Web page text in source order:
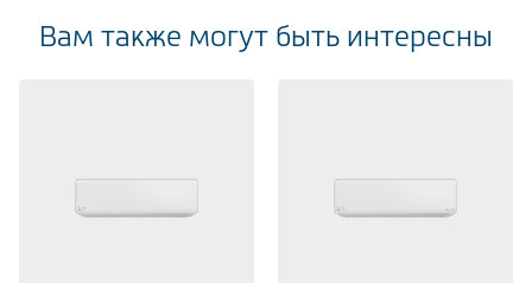
Вам также могут быть интересны